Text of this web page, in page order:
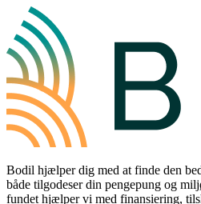
Bodil hjælper dig med at finde den
både tilgodeser din pengepung og
fundet hjælper vi med finansiering,